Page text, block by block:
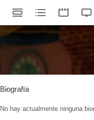
Biografía
No hay actualmente ninguna